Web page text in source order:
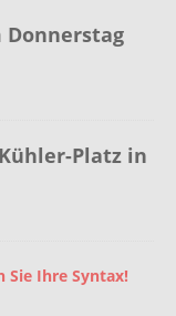
Platz in
Sie Ihre Syntax!